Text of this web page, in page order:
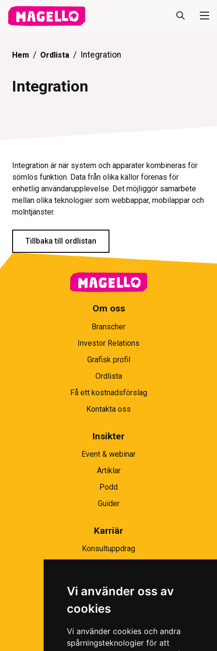
Vi använder oss av
cookies
Vi använder cookies och andra
spårningsteknologier för att
Hem Ordlista Integration
Integration
Integration är när system och apparater kombineras för
sömlös funktion. Data från olika källor förenas för
enhetlig användarupplevelse. Det möjliggör samarbete
mellan olika teknologier som webbappar, mobilappar och
molntjänster.
Tillbaka till ordlistan
Om oss
Branscher
Investor Relations
Grafisk profil
Ordlista
Få ett kostnadsförslag
Kontakta oss
Insikter
Event & webinar
Artiklar
Podd
Guider
Karriär
Konsultuppdrag
Ramavtal